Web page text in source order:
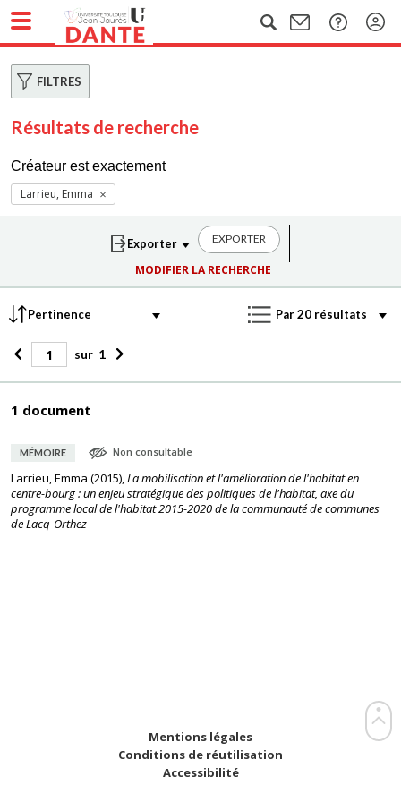
FILTRES
Résultats de recherche
Créateur est exactement
Larrieu, Emma
EXPORTER
MODIFIER LA RECHERCHE
sur 1
1 document
MÉMOIRE Non consultable
Larrieu, Emma (2015),La mobilisation et l'amélioration de l'habitat en
centre-bourg : un enjeu stratégique des politiques de l'habitat, axe du
programme local de l'habitat 2015-2020 de la communauté de communes
de Lacq-Orthez
Mentions légales
Conditions de réutilisation
Accessibilité